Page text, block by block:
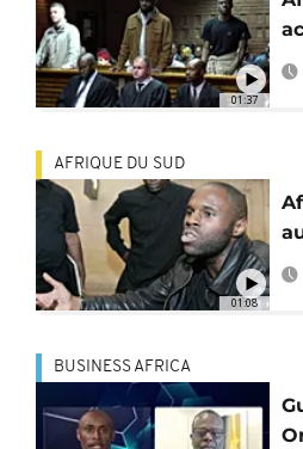
01:37
01:08
AFRIQUE DU SUD
BUSINESS AFRICA